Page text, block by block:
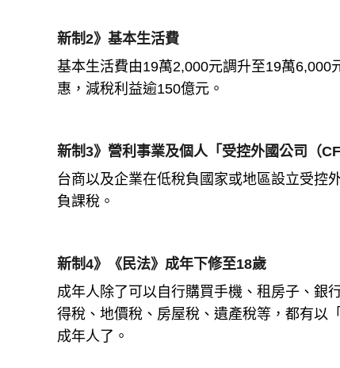
新制2》基本生活費
基本生活費由19萬2,000元調升至19萬
惠，減稅利益逾150億元。
新制3》營利事業及個人「受控外國公司（
台商以及企業在低稅負國家或地區設立受控
負課稅。
新制4》《民法》成年下修至18歲
成年人除了可以自行購買手機、租房子、銀
得稅、地價稅、房屋稅、遺產稅等，都有以
成年人了。